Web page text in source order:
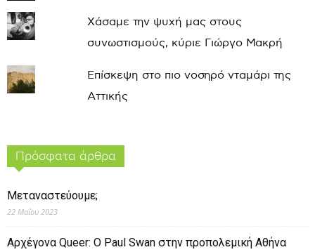
Χάσαμε την ψυχή μας στους
συνωστισμούς, κύριε Γιώργο Μακρή
Επίσκεψη στο πιο νοσηρό νταμάρι της
Αττικής
Πρόσφατα άρθρα
Μεταναστεύουμε;
22 Μαΐου 2023
Αρχέγονα Queer: O Paul Swan στην προπολεμική Αθήνα